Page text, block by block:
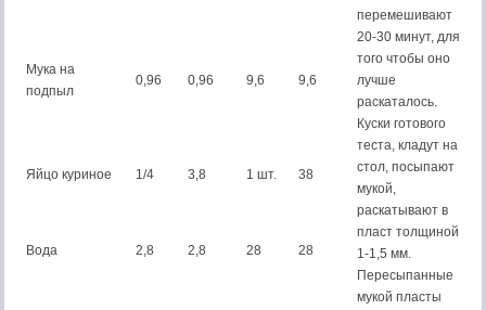
перемешивают
20-30 минут, для
того чтобы оно
лучше
раскаталось.
Куски готового
теста, кладут на
стол, посыпают
мукой,
раскатывают в
пласт толщиной
1-1,5 мм.
Пересыпанные
мукой пласты
Мука на
подпыл
0,96 0,96 9,6 9,6
Яйцо куриное 1/4 3,8 1 шт. 38
Вода 2,8 2,8 28 28